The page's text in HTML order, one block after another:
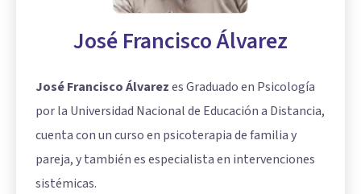
José Francisco Álvarez
José Francisco Álvarezes Graduado en Psicología
por la Universidad Nacional de Educación a Distancia,
cuenta con un curso en psicoterapia de familia y
pareja, y también es especialista en intervenciones
sistémicas.